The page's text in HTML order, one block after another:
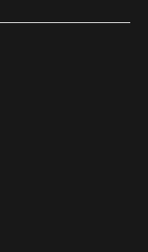
link)
(external link)
(external